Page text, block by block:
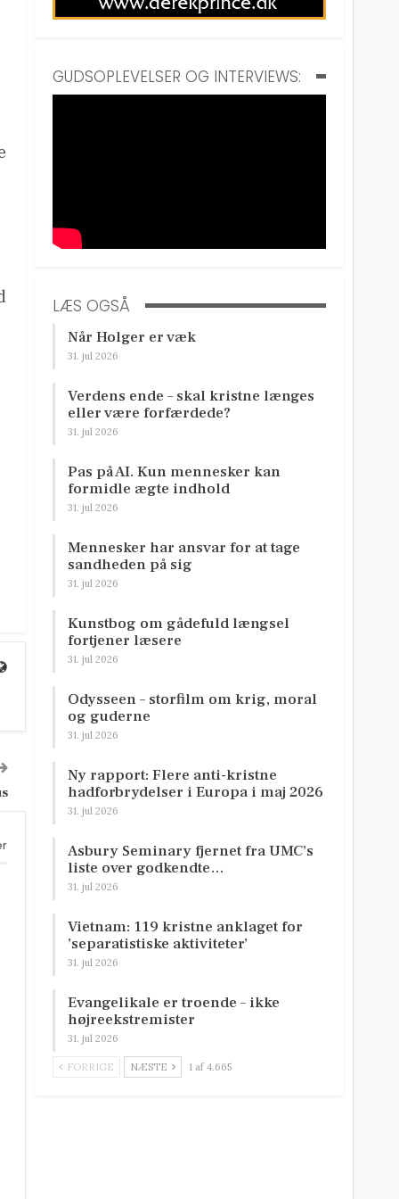
GUDSOPLEVELSER OG INTERVIEWS:
LÆS OGSÅ
Når Holger er væk
31. jul 2026
Verdens ende – skal kristne længes
eller være forfærdede?
31. jul 2026
Pas på AI. Kun mennesker kan
formidle ægte indhold
31. jul 2026
Mennesker har ansvar for at tage
sandheden på sig
31. jul 2026
Kunstbog om gådefuld længsel
fortjener læsere
31. jul 2026
Odysseen – storfilm om krig, moral
og guderne
31. jul 2026
Ny rapport: Flere anti-kristne
hadforbrydelser i Europa i maj 2026
31. jul 2026
Asbury Seminary fjernet fra UMC’s
liste over godkendte…
31. jul 2026
Vietnam: 119 kristne anklaget for
’separatistiske aktiviteter’
31. jul 2026
Evangelikale er troende – ikke
højreekstremister
31. jul 2026
FORRIGE NÆSTE 1 af 4.665